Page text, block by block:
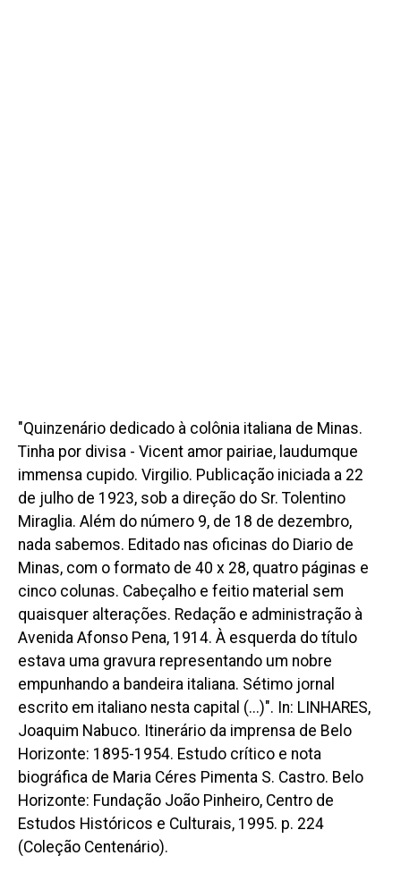
"Quinzenário dedicado à colônia italiana de Minas.
Tinha por divisa - Vicent amor pairiae, laudumque
immensa cupido. Virgilio. Publicação iniciada a 22
de julho de 1923, sob a direção do Sr. Tolentino
Miraglia. Além do número 9, de 18 de dezembro,
nada sabemos. Editado nas oficinas do Diario de
Minas, com o formato de 40 x 28, quatro páginas e
cinco colunas. Cabeçalho e feitio material sem
quaisquer alterações. Redação e administração à
Avenida Afonso Pena, 1914. À esquerda do título
estava uma gravura representando um nobre
empunhando a bandeira italiana. Sétimo jornal
escrito em italiano nesta capital (...)". In: LINHARES,
Joaquim Nabuco. Itinerário da imprensa de Belo
Horizonte: 1895-1954. Estudo crítico e nota
biográfica de Maria Céres Pimenta S. Castro. Belo
Horizonte: Fundação João Pinheiro, Centro de
Estudos Históricos e Culturais, 1995. p. 224
(Coleção Centenário).